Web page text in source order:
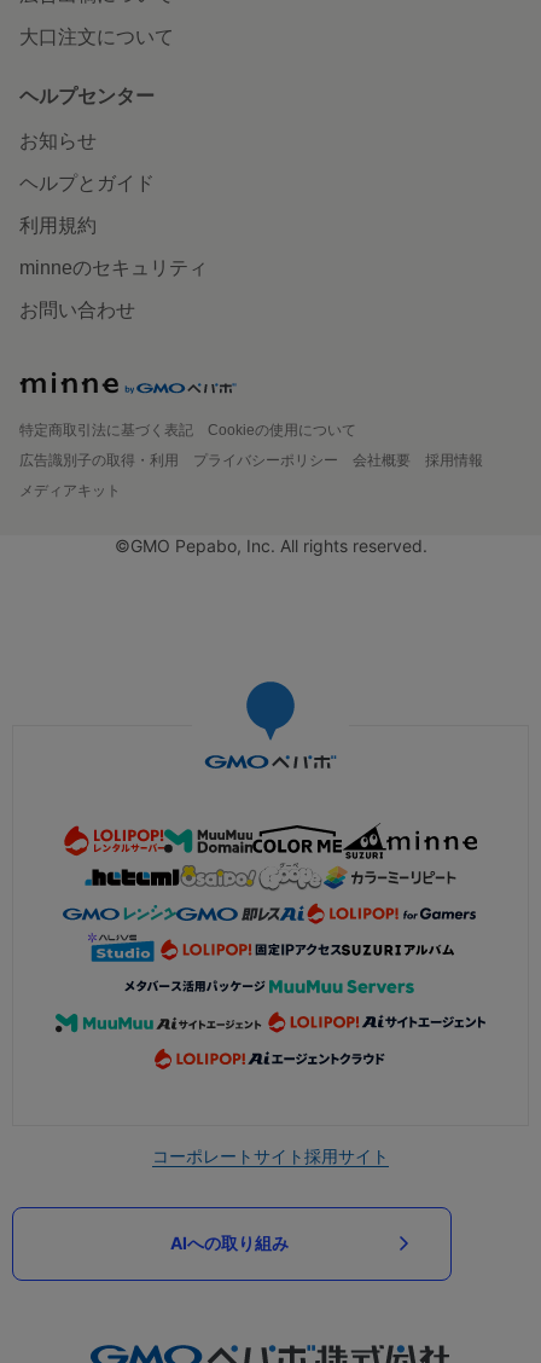
大口注文について
ヘルプセンター
お知らせ
ヘルプとガイド
利用規約
minneのセキュリティ
お問い合わせ
特定商取引法に基づく表記
Cookieの使用について
広告識別子の取得・利用
プライバシーポリシー 会社概要
採用情報
メディアキット
©GMO Pepabo, Inc. All rights reserved.
コーポレートサイト採用サイト
AIへの取り組み